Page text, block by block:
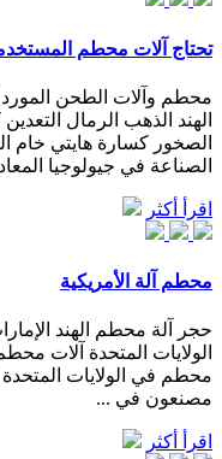
تحتاج آلات محطم
الهند الذهب الرمال
الصناعة في جيولوجيا
اقرأ أكثر
محطم آلة الأمريكية
حجر آلة محطم الهند
الولايات المتحدة آلات
مصنعون في ...
اقرأ أكثر